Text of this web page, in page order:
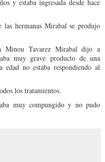
y estaba ingresada desde hace
hermanas Mirabal se produjo
Minou Tavarez Mirabal dijo a
muy grave producto de una
edad no estaba respondiendo al
los tratamientos.
muy compungido y no pudo